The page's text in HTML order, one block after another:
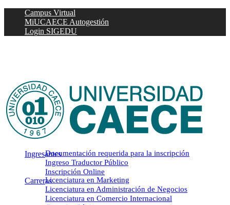
Campus Virtual
MiUCAECE Autogestión
Login SIGEDU
IngresantesDocumentación requerida para la inscripción
Ingreso Traductor Público
Inscripción Online
CarrerasLicenciatura en Marketing
Licenciatura en Administración de Negocios
Licenciatura en Comercio Internacional